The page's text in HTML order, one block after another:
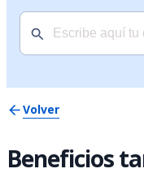
Volver
Beneficios